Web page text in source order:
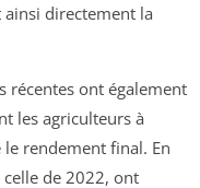
directement la
récentes ont également
les agriculteurs à
rendement final. En
celle de 2022, ont